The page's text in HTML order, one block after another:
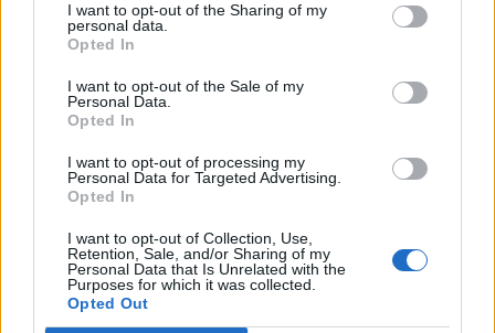
I want to opt-out of the Sharing of my
personal data.
Opted In
I want to opt-out of the Sale of my
Personal Data.
Opted In
I want to opt-out of processing my
Personal Data for Targeted Advertising.
Opted In
I want to opt-out of Collection, Use,
Retention, Sale, and/or Sharing of my
Personal Data that Is Unrelated with the
Purposes for which it was collected.
Opted Out
a romániai telefonszámról érkezett
Büntetőfeljelentést tett csütörtökön Majka
romániai jogi képviselője a sepsiszentgyörgyi Sic
Feszt fesztiválra tervezett koncert lemondását
kiváltó fenyegetés ügyében.